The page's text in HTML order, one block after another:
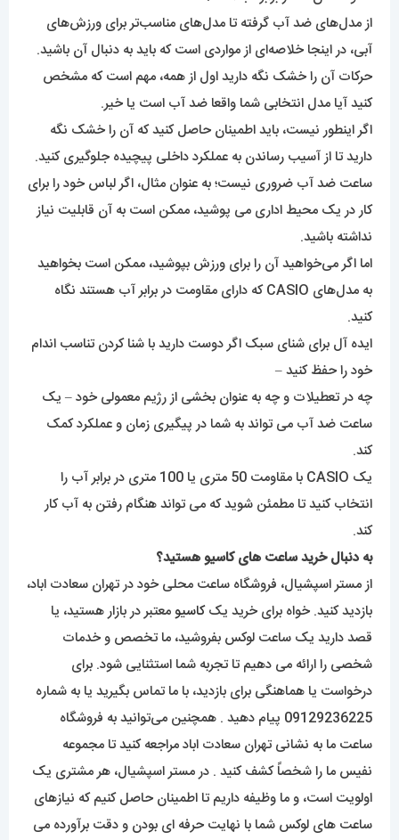
از مدل‌های ضد آب گرفته تا مدل‌های مناسب‌تر برای ورزش‌های
آبی، در اینجا خلاصه‌ای از مواردی است که باید به دنبال آن باشید.
حرکات آن را خشک نگه دارید اول از همه، مهم است که مشخص
کنید آیا مدل انتخابی شما واقعا ضد آب است یا خیر.
اگر اینطور نیست، باید اطمینان حاصل کنید که آن را خشک نگه
دارید تا از آسیب رساندن به عملکرد داخلی پیچیده جلوگیری کنید.
ساعت ضد آب ضروری نیست؛ به عنوان مثال، اگر لباس خود را برای
کار در یک محیط اداری می پوشید، ممکن است به آن قابلیت نیاز
نداشته باشید.
اما اگر می‌خواهید آن را برای ورزش بپوشید، ممکن است بخواهید
به مدل‌های CASIO که دارای مقاومت در برابر آب هستند نگاه
کنید.
ایده آل برای شنای سبک اگر دوست دارید با شنا کردن تناسب اندام
خود را حفظ کنید –
چه در تعطیلات و چه به عنوان بخشی از رژیم معمولی خود – یک
ساعت ضد آب می تواند به شما در پیگیری زمان و عملکرد کمک
کند.
یک CASIO با مقاومت 50 متری یا 100 متری در برابر آب را
انتخاب کنید تا مطمئن شوید که می تواند هنگام رفتن به آب کار
کند.
به دنبال خرید ساعت های کاسیو هستید؟
از مستر اسپشیال، فروشگاه ساعت محلی خود در تهران سعادت اباد،
بازدید کنید. خواه برای خرید یککاسیومعتبر در بازار هستید، یا
قصد دارید یک ساعت لوکس بفروشید، ما تخصص و خدمات
شخصی را ارائه می دهیم تا تجربه شما استثنایی شود. برای
درخواست یا هماهنگی برای بازدید، با ما تماس بگیرید یا به شماره
09129236225 پیام دهید . همچنین می‌توانید به فروشگاه
ساعت ما به نشانی تهران سعادت اباد مراجعه کنید تا مجموعه
نفیس ما را شخصاً کشف کنید . در مستر اسپشیال، هر مشتری یک
اولویت است، و ما وظیفه داریم تا اطمینان حاصل کنیم که نیازهای
ساعت های لوکس شما با نهایت حرفه ای بودن و دقت برآورده می